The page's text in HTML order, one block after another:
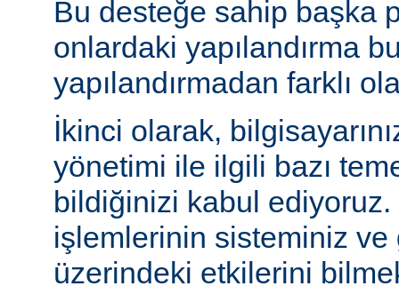
Bu desteğe sahip başka
onlardaki yapılandırma
yapılandırmadan farklı
İkinci olarak,
yönetimi ile ilgili bazı
bildiğinizi kabul
işlemlerinin sisteminiz
üzerindeki etkilerini